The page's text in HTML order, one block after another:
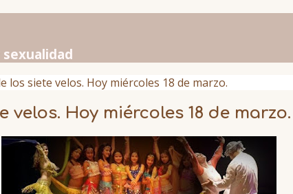
los siete velos. Hoy miércoles 18 de marzo.
Hoy miércoles 18 de marzo.